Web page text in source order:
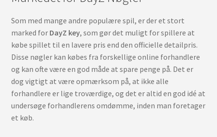
Som med mange andre populære spil, er der et stort
marked for DayZ key, som gør det muligt for spillere at
købe spillet til en lavere pris end den officielle detailpris.
Disse nøgler kan købes fra forskellige online forhandlere
og kan ofte være en god måde at spare penge på. Det er
dog vigtigt at være opmærksom på, at ikke alle
forhandlere er lige troværdige, og det er altid en god idé at
undersøge forhandlerens omdømme, inden man foretager
et køb.